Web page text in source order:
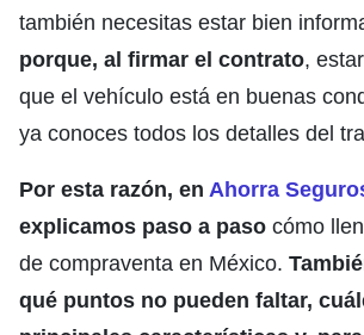
también necesitas estar bien
porque, al firmar el contrato,
que el vehículo está en buenas
ya conoces todos los detalles del
Por esta razón, en Ahorra
explicamos paso a paso cómo
de compraventa en México.
qué puntos no pueden faltar,